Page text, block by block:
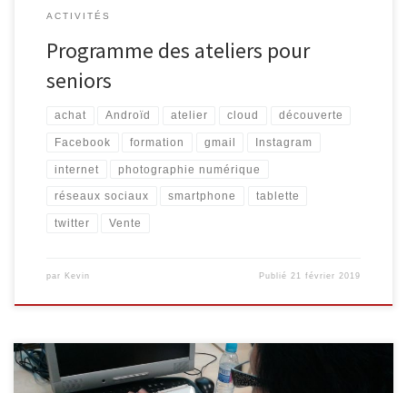
ACTIVITÉS
Programme des ateliers pour
seniors
achat Androïd atelier cloud découverte
Facebook formation gmail Instagram
internet photographie numérique
réseaux sociaux smartphone tablette
twitter Vente
par Kevin Publié21 février 2019